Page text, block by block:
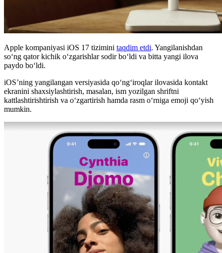
Apple kompaniyasi iOS 17 tizimini taqdim etdi. Yangilanishdan
so‘ng qator kichik o‘zgarishlar sodir bo‘ldi va bitta yangi ilova
paydo bo‘ldi.
iOS’ning yangilangan versiyasida qo‘ng‘iroqlar ilovasida kontakt
ekranini shaxsiylashtirish, masalan, ism yozilgan shriftni
kattlashtirishtirish va o‘zgartirish hamda rasm o‘rniga emoji qo‘yish
mumkin.